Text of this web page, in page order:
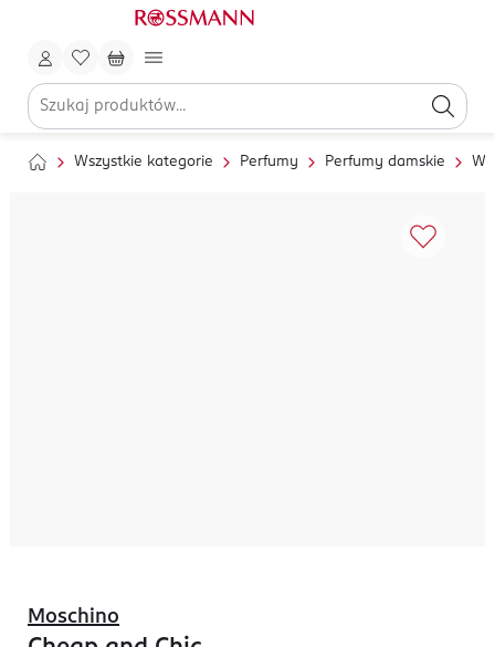
Wszystkie kategorie Perfumy Perfumy damskie
Moschino